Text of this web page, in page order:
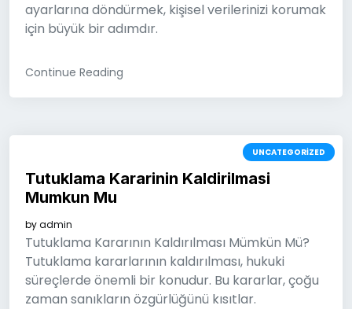
ayarlarına döndürmek, kişisel verilerinizi korumak
için büyük bir adımdır.
Continue Reading
UNCATEGORIZED
Tutuklama Kararinin Kaldirilmasi
Mumkun Mu
byadmin
Tutuklama Kararının Kaldırılması Mümkün Mü?
Tutuklama kararlarının kaldırılması, hukuki
süreçlerde önemli bir konudur. Bu kararlar, çoğu
zaman sanıkların özgürlüğünü kısıtlar.